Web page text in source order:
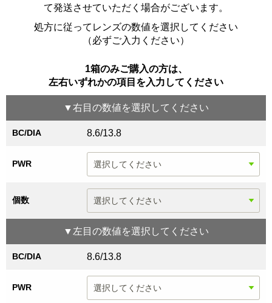
て発送させていただく場合がございます。
処方に従ってレンズの数値を選択してください
（必ずご入力ください）
1箱のみご購入の方は、
左右いずれかの項目を入力してください
▼右目 の数値を選択してください
BC/DIA 8.6/13.8
PWR
個数
▼ 左目 の数値を選択してください
BC/DIA 8.6/13.8
PWR